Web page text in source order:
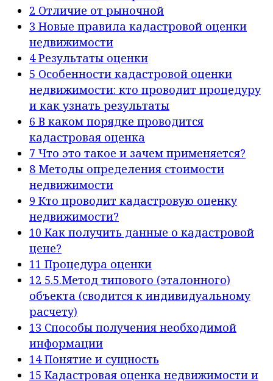
2 Отличие от рыночной
3 Новые правила кадастровой оценки
недвижимости
4Результаты оценки
5 Особенности кадастровой оценки
недвижимости: кто проводит процедуру
и как узнать результаты
6 В каком порядке проводится
кадастровая оценка
7 Что это такое и зачем применяется?
8 Методы определения стоимости
недвижимости
9 Кто проводит кадастровую оценку
недвижимости?
10 Как получить данные о кадастровой
цене?
11 Процедура оценки
12 5.5.Метод типового (эталонного)
объекта (сводится к индивидуальному
расчету)
13 Способы получения необходимой
информации
14Понятие и сущность
15 Кадастровая оценка недвижимости и